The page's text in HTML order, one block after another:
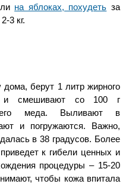
на яблоках, похудеть за
3 кг.
берут 1 литр жирного
и смешивают со 100 г
меда. Выливают в
и погружаются. Важно,
в 38 градусов. Более
к гибели ценных и
процедуры – 15-20
чтобы кожа впитала